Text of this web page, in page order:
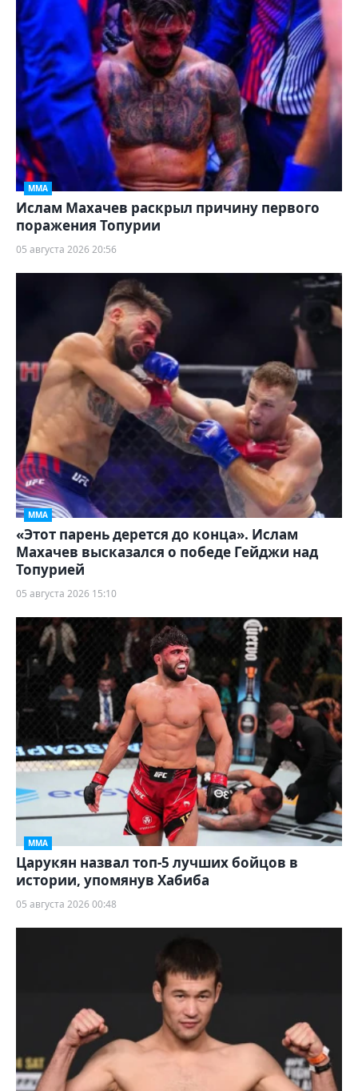
ММА
Ислам Махачев раскрыл причину первого
поражения Топурии
05 августа 2026 20:56
ММА
«Этот парень дерется до конца». Ислам
Махачев высказался о победе Гейджи над
Топурией
05 августа 2026 15:10
ММА
Царукян назвал топ-5 лучших бойцов в
истории, упомянув Хабиба
05 августа 2026 00:48